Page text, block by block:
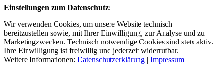
Einstellungen zum Datenschutz:
Wir verwenden Cookies, um unsere Website technisch
bereitzustellen sowie, mit Ihrer Einwilligung, zur Analyse und zu
Marketingzwecken. Technisch notwendige Cookies sind stets aktiv.
Ihre Einwilligung ist freiwillig und jederzeit widerrufbar.
Weitere Informationen: Datenschutzerklärung | Impressum